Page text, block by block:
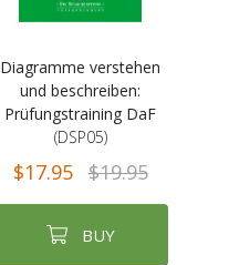
Diagramme verstehen
und beschreiben:
Prüfungstraining DaF
(DSP05)
$17.95 $19.95
BUY